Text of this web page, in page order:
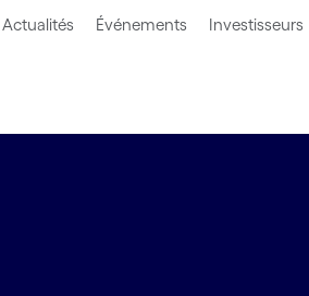
Actualités Événements Investisseurs